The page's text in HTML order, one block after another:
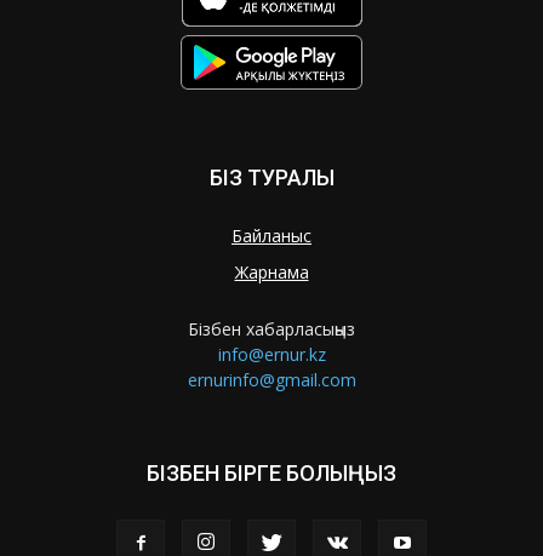
БІЗ ТУРАЛЫ
Байланыс
Жарнама
Бізбен хабарласыңыз
info@ernur.kz
ernurinfo@gmail.com
БІЗБЕН БІРГЕ БОЛЫҢЫЗ